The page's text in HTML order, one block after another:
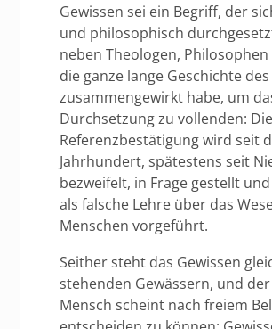
Gewissen sei ein Begriff, der
und philosophisch
neben Theologen,
die ganze lange Geschichte
zusammengewirkt habe, um
Durchsetzung zu vollenden:
Referenzbestätigung wird seit
Jahrhundert, spätestens seit
bezweifelt, in Frage gestellt
als falsche Lehre über das
Menschen vorgeführt.
Seither steht das Gewissen
stehenden Gewässern, und
Mensch scheint nach freiem